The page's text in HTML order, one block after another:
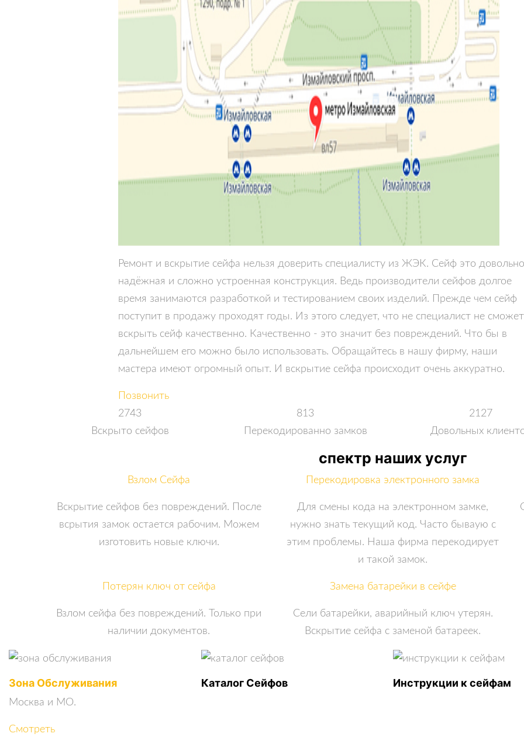
Ремонт и вскрытие сейфа нельзя доверить специалисту из ЖЭК. Сейф это довольно
надёжная и сложно устроенная конструкция. Ведь производители сейфов долгое
время занимаются разработкой и тестированием своих изделий. Прежде чем сейф
поступит в продажу проходят годы. Из этого следует, что не специалист не сможет
вскрыть сейф качественно. Качественно - это значит без повреждений. Что бы в
дальнейшем его можно было использовать. Обращайтесь в нашу фирму, наши
мастера имеют огромный опыт. И вскрытие сейфа происходит очень аккуратно.
Позвонить
2743
Вскрыто сейфов
813
Перекодированно замков
2127
Довольных
спектр наших услуг
Взлом Сейфа
Вскрытие сейфов без повреждений. После
всрытия замок остается рабочим. Можем
изготовить новые ключи.
Перекодировка электронного замка
Для смены кода на электронном замке,
нужно знать текущий код. Часто бываую с
этим проблемы. Наша фирма перекодирует
и такой замок.
Потерян ключ от сейфа
Взлом сейфа без повреждений. Только при
наличии документов.
Замена батарейки в сейфе
Сели батарейки, аварийный ключ утерян.
Вскрытие сейфа с заменой батареек.
Зона Обслуживания
Москва и МО.
Смотреть
Каталог Сейфов Инструкции к сейфам